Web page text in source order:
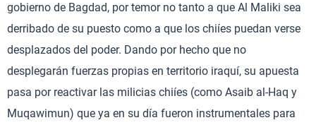
gobierno de Bagdad, por temor no tanto a que Al Maliki sea
derribado de su puesto como a que los chiíes puedan verse
desplazados del poder. Dando por hecho que no
desplegarán fuerzas propias en territorio iraquí, su apuesta
pasa por reactivar las milicias chiíes (como Asaib al-Haq y
Muqawimun) que ya en su día fueron instrumentales para